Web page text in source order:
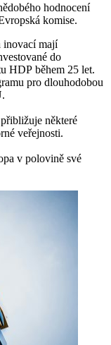
hodnocení
komise.
inovací mají
do
HDP během 25 let.
pro dlouhodobou
přibližuje některé
veřejnosti.
v polovině své